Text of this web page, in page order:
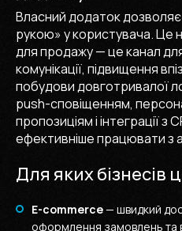
Власний додаток дозволяє
рукою» у користувача. Це
для продажу — це канал
комунікації, підвищення
побудови довготривалої
push-сповіщенням,
пропозиціям і інтеграції з
ефективніше працювати з
Для яких бізнесів
E-commerce— швидкий
оформлення замовлень та